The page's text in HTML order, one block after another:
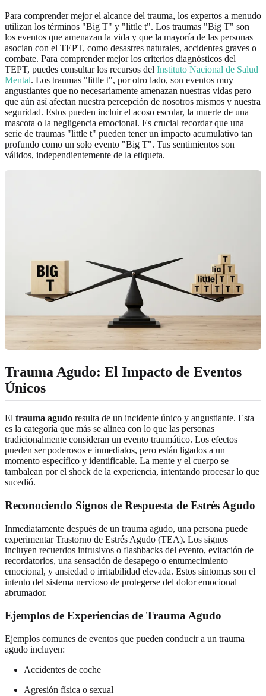
Para comprender mejor el alcance del trauma, los expertos a menudo
utilizan los términos "Big T" y "little t". Los traumas "Big T" son
los eventos que amenazan la vida y que la mayoría de las personas
asocian con el TEPT, como desastres naturales, accidentes graves o
combate. Para comprender mejor los criterios diagnósticos del
TEPT, puedes consultar los recursos del Instituto Nacional de Salud
Mental. Los traumas "little t", por otro lado, son eventos muy
angustiantes que no necesariamente amenazan nuestras vidas pero
que aún así afectan nuestra percepción de nosotros mismos y nuestra
seguridad. Estos pueden incluir el acoso escolar, la muerte de una
mascota o la negligencia emocional. Es crucial recordar que una
serie de traumas "little t" pueden tener un impacto acumulativo tan
profundo como un solo evento "Big T". Tus sentimientos son
válidos, independientemente de la etiqueta.
Trauma Agudo: El Impacto de Eventos
Únicos
El trauma agudo resulta de un incidente único y angustiante. Esta
es la categoría que más se alinea con lo que las personas
tradicionalmente consideran un evento traumático. Los efectos
pueden ser poderosos e inmediatos, pero están ligados a un
momento específico y identificable. La mente y el cuerpo se
tambalean por el shock de la experiencia, intentando procesar lo que
sucedió.
Reconociendo Signos de Respuesta de Estrés Agudo
Inmediatamente después de un trauma agudo, una persona puede
experimentar Trastorno de Estrés Agudo (TEA). Los signos
incluyen recuerdos intrusivos o flashbacks del evento, evitación de
recordatorios, una sensación de desapego o entumecimiento
emocional, y ansiedad o irritabilidad elevada. Estos síntomas son el
intento del sistema nervioso de protegerse del dolor emocional
abrumador.
Ejemplos de Experiencias de Trauma Agudo
Ejemplos comunes de eventos que pueden conducir a un trauma
agudo incluyen:
Accidentes de coche
Agresión física o sexual